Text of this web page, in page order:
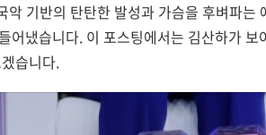
악 기반의 탄탄한 발성과 가슴을 후벼파는
어냈습니다. 이 포스팅에서는 김산하가 보
습니다.